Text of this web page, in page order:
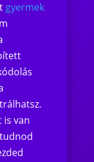
gyermek
van